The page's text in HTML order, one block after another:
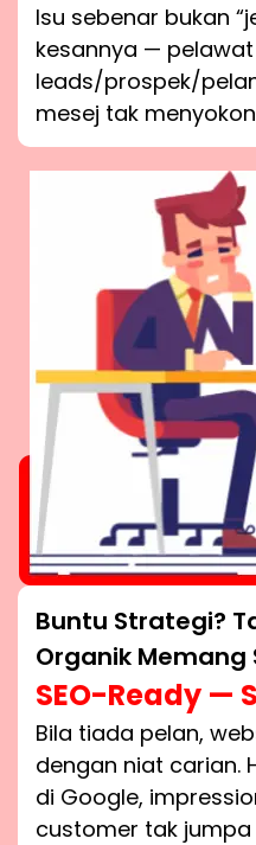
Isu sebenar bukan
kesannya —
leads/prospek/
mesej tak
Buntu Strategi?
Organik Memang
SEO-Ready —
Bila tiada pelan,
dengan niat carian.
di Google,
customer tak jumpa